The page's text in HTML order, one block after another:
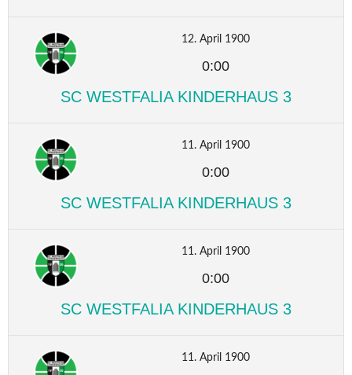
12. April 1900
0:00
SC WESTFALIA KINDERHAUS 3
11. April 1900
0:00
SC WESTFALIA KINDERHAUS 3
11. April 1900
0:00
SC WESTFALIA KINDERHAUS 3
11. April 1900